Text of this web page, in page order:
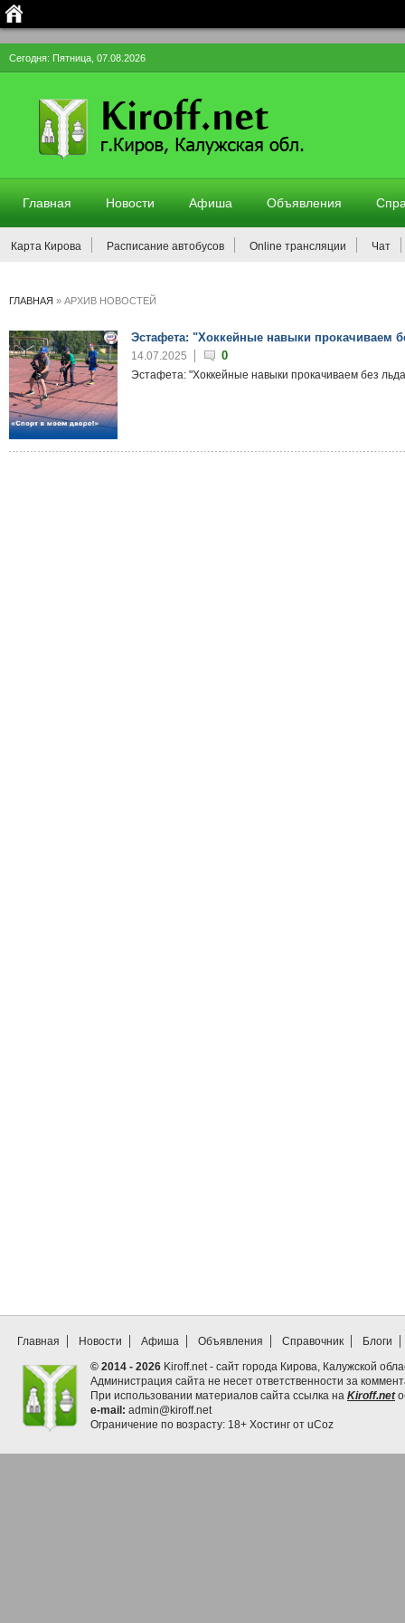
Сегодня: Пятница, 07.08.2026
Главная Новости Афиша Объявления
Карта Кирова Расписание автобусов Online трансляции Чат
ГЛАВНАЯ » АРХИВ НОВОСТЕЙ
Эстафета: "Хоккейные навыки прокачиваем
14.07.2025 0
Эстафета: "Хоккейные навыки прокачиваем без
Главная Новости Афиша Объявления Справочник
Блоги
© 2014 - 2026 Kiroff.net - сайт города Кирова, Калужской
Администрация сайта не несет ответственности за
При использовании материалов сайта ссылка на Kiroff.net
e-mail: admin@kiroff.net
Ограничение по возрасту: 18+ Хостинг от uCoz